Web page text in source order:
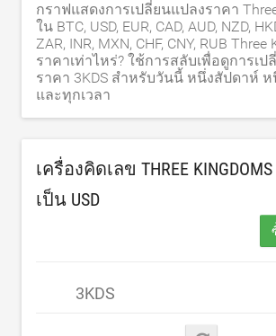
กราฟแสดงการเปลี่ยนแปลงราคา
ใน BTC, USD, EUR, CAD, AUD, NZD,
ZAR, INR, MXN, CHF, CNY, RUB
ราคาเท่าไหร่? ใช้การสลับเพื่อดูการเ
ราคา 3KDS สำหรับวันนี้ หนึ่งสัปดาห์
และทุกเวลา
เครื่องคิดเลข THREE
เป็น USD
3KDS